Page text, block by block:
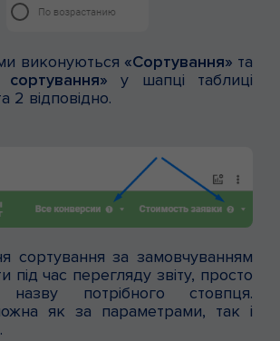
виконуються «Сортування» та
у шапці таблиці
2 відповідно.
сортування за замовчуванням
під час перегляду звіту, просто
назву потрібного стовпця.
як за параметрами, так і